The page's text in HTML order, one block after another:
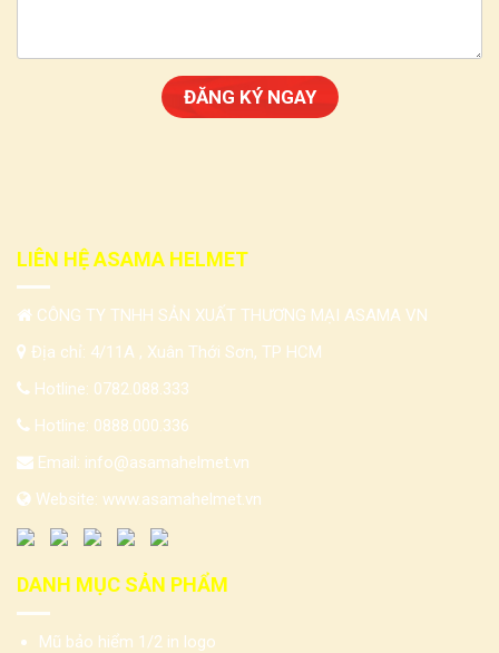
LIÊN HỆ ASAMA HELMET
CÔNG TY TNHH SẢN XUẤT THƯƠNG MẠI ASAMA VN
Địa chỉ: 4/11A , Xuân Thới Sơn, TP HCM
Hotline: 0782.088.333
Hotline: 0888.000.336
Email: info@asamahelmet.vn
Website: www.asamahelmet.vn
DANH MỤC SẢN PHẨM
Mũ bảo hiểm 1/2 in logo